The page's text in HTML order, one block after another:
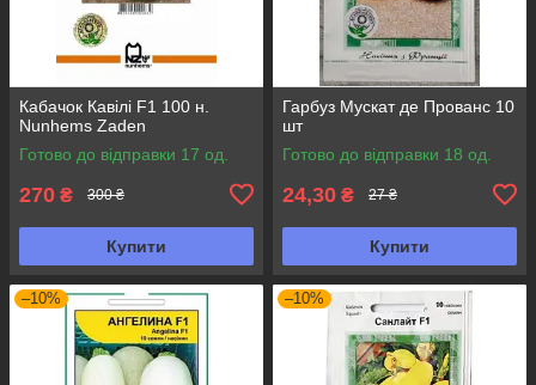
Кабачок Кавілі F1 100 н.
Nunhems Zaden
Готово до відправки 17 од.
270 ₴ 300 ₴
Купити
Гарбуз Мускат де Прованс 10
шт
Готово до відправки 18 од.
24,30 ₴ 27 ₴
Купити
–10% –10%